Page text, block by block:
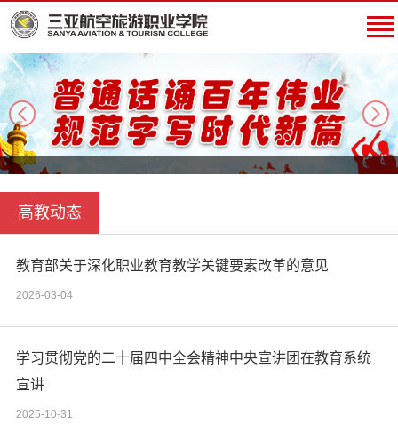
next
高教动态
教育部关于深化职业教育教学关键要素改革的意见
2026-03-04
学习贯彻党的二十届四中全会精神中央宣讲团在教育系统
宣讲
2025-10-31